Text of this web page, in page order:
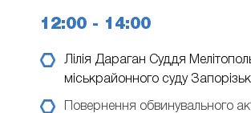
12:00 - 14:00
Лілія Дараган Cуддя
міськрайонного суду
Повернення обвинувального